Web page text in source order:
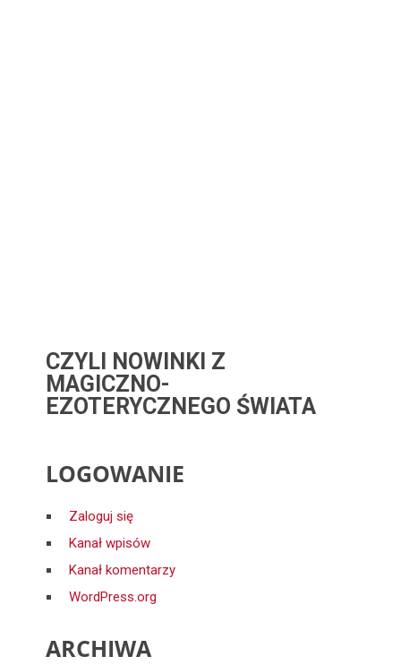
CZYLI NOWINKI Z
MAGICZNO-
EZOTERYCZNEGO ŚWIATA
LOGOWANIE
Zaloguj się
Kanał wpisów
Kanał komentarzy
WordPress.org
ARCHIWA